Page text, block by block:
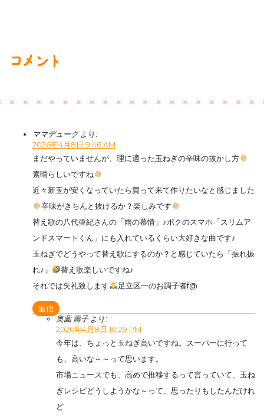
コメント
ママデューク より:
2026年4月8日 9:46 AM
まだやっていませんが、理に適った玉ねぎの辛味の抜かし方
素晴らしいですね
近々新玉が安くなっていたら買って来て作りたいなと感じました
辛味がきちんと抜けるか？楽しみです
替え歌の八代亜紀さんの「雨の慕情」♪ボクのスマホ「スリムア
ンドスマートくん」にも入れているくらい大好きな曲です♪
玉ねぎでどうやって替え歌にするのか？と感じていたら「振れ振
れ♪」
替え歌楽しいですね♪
それでは失礼致します
足立区一のお調子者f@
返信
奥薗 壽子 より:
2026年4月8日 10:29 PM
今年は、ちょっと玉ねぎ高いですね。スーパーに行って
も、高いな～～って思います。
市場ニュースでも、高めで推移するって言っていて、玉ね
ぎレシピどうしようかな～って、思ったりもしたんだけれ
ど